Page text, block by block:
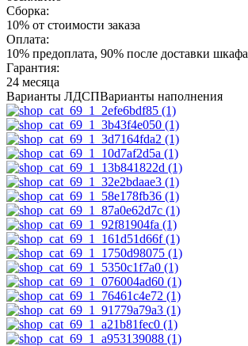
Сборка:
10% от стоимости заказа
Оплата:
10% предоплата, 90% после доставки шкафа
Гарантия:
24 месяца
Варианты ЛДСПВарианты наполнения